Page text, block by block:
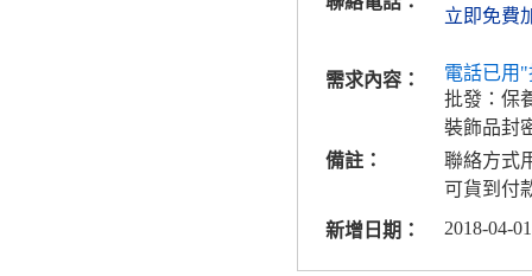
立即免費
需求內容：
電話已用
批發：保
裝飾品封
備註：
聯絡方式
可貨到付
新增日期： 2018-04-